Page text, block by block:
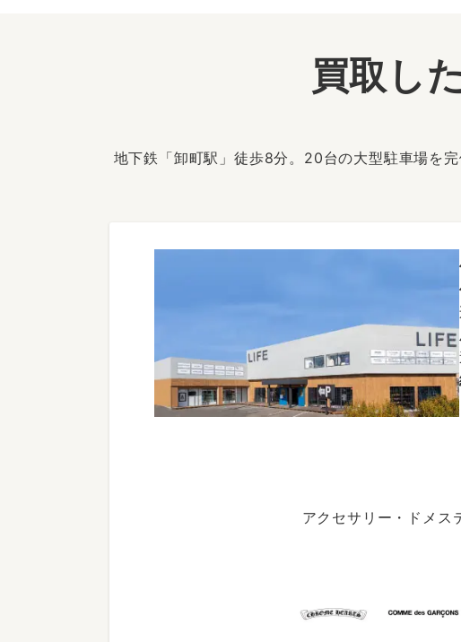
買取し
地下鉄「卸町駅」徒歩8分。20台の大型駐車場を
アクセサリー・ドメス